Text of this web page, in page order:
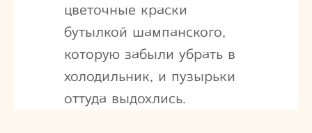
цветочные краски
бутылкой шампанского,
которую забыли убрать в
холодильник, и пузырьки
оттуда выдохлись.